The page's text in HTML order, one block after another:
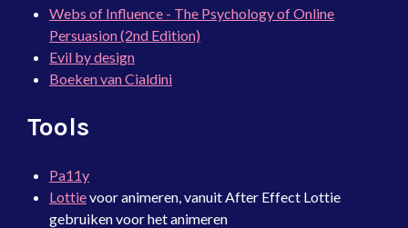
Webs of Influence - The Psychology of Online
Persuasion (2nd Edition)
Evil by design
Boeken van Cialdini
Tools
Pa11y
Lottievoor animeren, vanuit After Effect Lottie
gebruiken voor het animeren